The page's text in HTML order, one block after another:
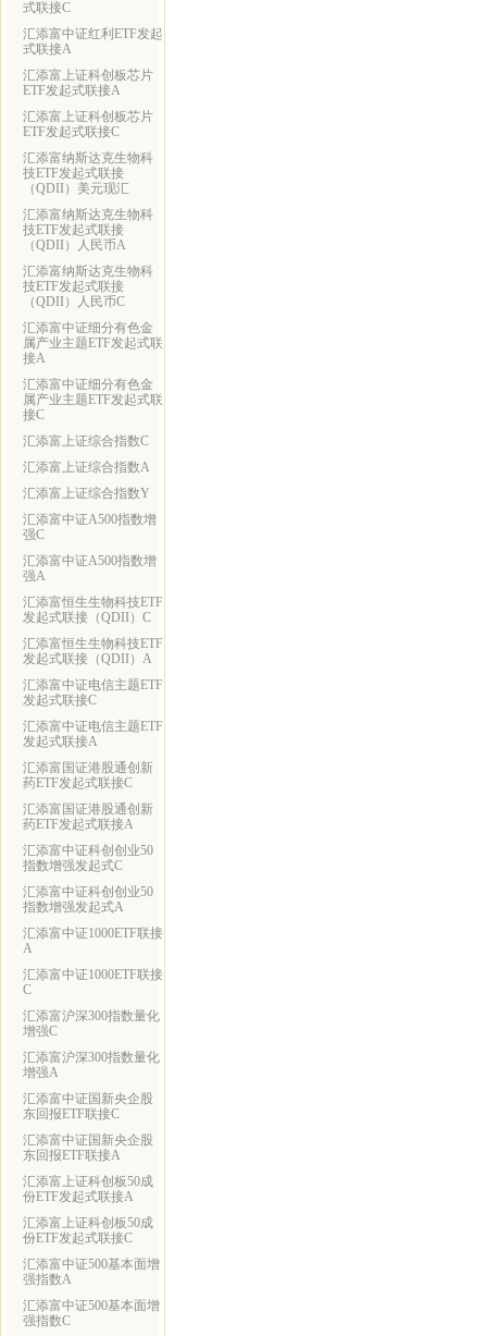
式联接C
汇添富中证红利ETF发起
式联接A
汇添富上证科创板芯片
ETF发起式联接A
汇添富上证科创板芯片
ETF发起式联接C
汇添富纳斯达克生物科
技ETF发起式联接
（QDII）美元现汇
汇添富纳斯达克生物科
技ETF发起式联接
（QDII）人民币A
汇添富纳斯达克生物科
技ETF发起式联接
（QDII）人民币C
汇添富中证细分有色金
属产业主题ETF发起式联
接A
汇添富中证细分有色金
属产业主题ETF发起式联
接C
汇添富上证综合指数C
汇添富上证综合指数A
汇添富上证综合指数Y
汇添富中证A500指数增
强C
汇添富中证A500指数增
强A
汇添富恒生生物科技ETF
发起式联接（QDII）C
汇添富恒生生物科技ETF
发起式联接（QDII）A
汇添富中证电信主题ETF
发起式联接C
汇添富中证电信主题ETF
发起式联接A
汇添富国证港股通创新
药ETF发起式联接C
汇添富国证港股通创新
药ETF发起式联接A
汇添富中证科创创业50
指数增强发起式C
汇添富中证科创创业50
指数增强发起式A
汇添富中证1000ETF联接
A
汇添富中证1000ETF联接
C
汇添富沪深300指数量化
增强C
汇添富沪深300指数量化
增强A
汇添富中证国新央企股
东回报ETF联接C
汇添富中证国新央企股
东回报ETF联接A
汇添富上证科创板50成
份ETF发起式联接A
汇添富上证科创板50成
份ETF发起式联接C
汇添富中证500基本面增
强指数A
汇添富中证500基本面增
强指数C